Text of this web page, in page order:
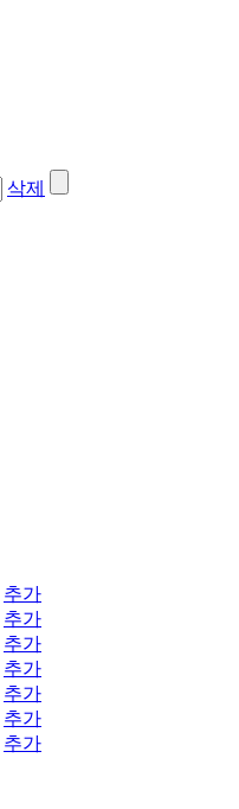
삭제
추가
추가
추가
추가
추가
추가
추가